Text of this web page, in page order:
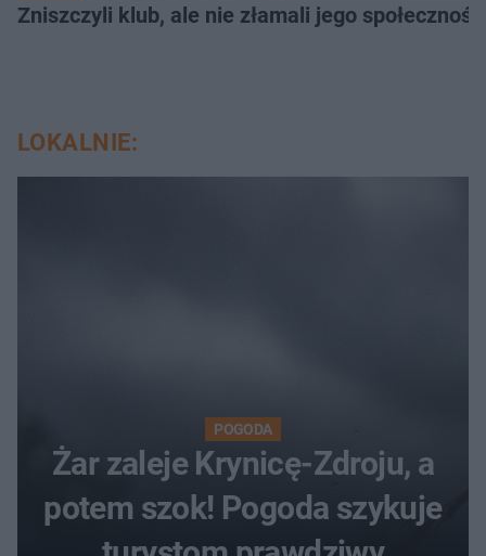
Zniszczyli klub, ale nie złamali jego
LOKALNIE:
POGODA
Żar zaleje Krynicę-Zdroju, a
potem szok! Pogoda szykuje